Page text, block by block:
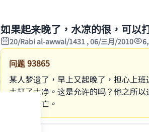
如果起来晚了，水凉的很，可以
20/Rabi al-awwal/1431 , 06/三月/2010
问题93865
某人梦遗了，早上又起晚了，担心上
土打了土净。这是允许的吗？他之所
于导致死亡。